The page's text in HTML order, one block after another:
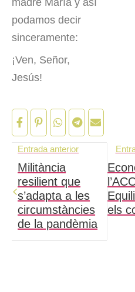
madre María y así
podamos decir
sinceramente:
¡Ven, Señor,
Jesús!
Entrada anterior
Militància
resilient que
s’adapta a les
circumstàncies
de la pandèmia
els